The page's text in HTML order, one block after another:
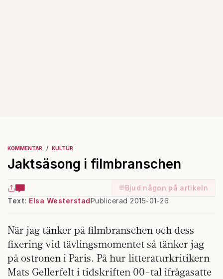
KOMMENTAR KULTUR
Jaktsäsong i filmbranschen
Bjud någon på artikeln
Text: Elsa WesterstadPublicerad 2015-01-26
När jag tänker på filmbranschen och dess
fixering vid tävlingsmomentet så tänker jag
på ostronen i Paris. På hur litteraturkritikern
Mats Gellerfelt i tidskriften 00-tal ifrågasatte